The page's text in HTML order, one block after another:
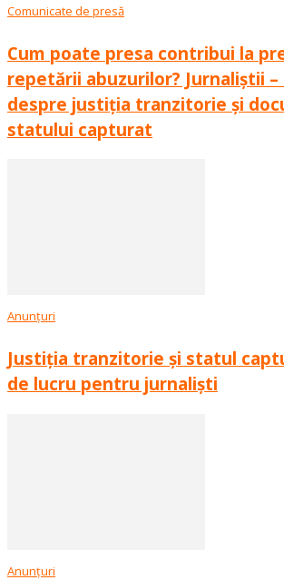
Comunicate de presă
Cum poate presa contribui la
repetării abuzurilor? Jurnaliștii
despre justiția tranzitorie și
statului capturat
Anunțuri
Justiția tranzitorie și statul
de lucru pentru jurnaliști
Anunțuri